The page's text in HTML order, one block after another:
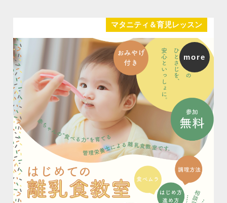
マタニティ＆育児レッスン
more